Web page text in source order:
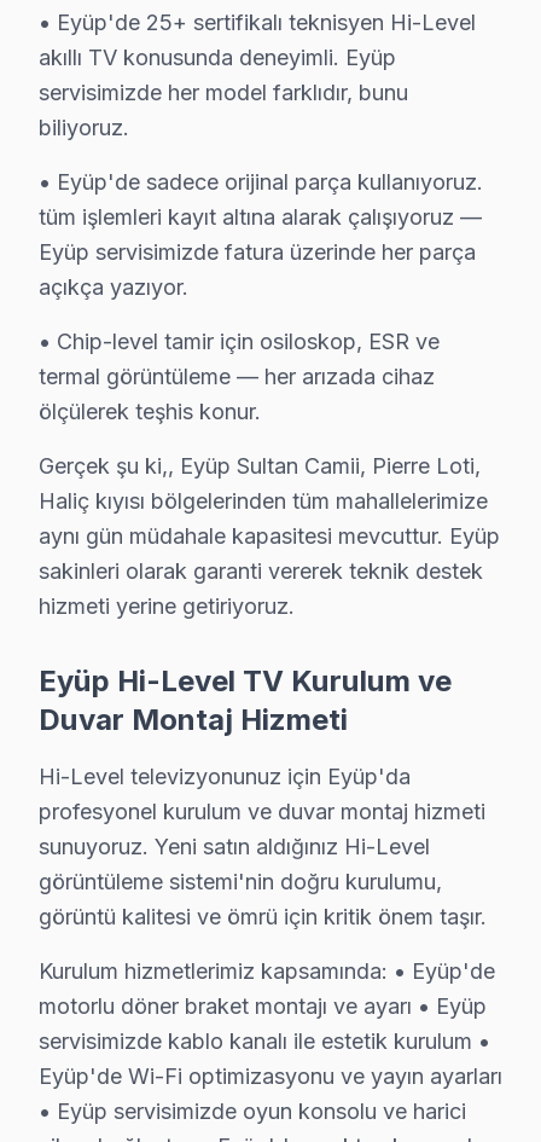
Teknisyen yetkinliklerimiz:
• Eyüp'de ortalama 10+ yıl sektör deneyimi
• Hi-Level özel sertifika ve eğitimler
• Eyüp servisimizde güncel teknoloji ve arıza
• Temiz ve düzenli çalışma prensibi
TV'niz Eyüp'da profesyonel ellerde — kalıcı onarım
Eyüp ve Çevresi Hi-Level Servis Ağı
Geniş servis ağımızla Eyüp ve çevre ilçelerde Hi-
Hizmet bölgelerimiz:
• Eyüp merkez ve Eyüp'nin tüm mahalleleri
• Eyüp'den komşu ilçelere hızlı erişim
• Eyüp'de toplu konut ve site anlaşmaları mevcut
Eyüp'da Hi-Level teknik desteği arıyorsanız, aynı
Hi-Level TV'nizin Ömrünü Uzatmanın Yolları
TV uzun ömür için ipuçları:
• Eyüp'de yılda 1-2 kez profesyonel bakım yaptırın
• Eyüp'de ekranı yumuşak mikrofiber bezle silin,
• Eyüp'de uzun süreli aynı görüntü bırakmayın
• Enerji tasarrufu için kullanmadığınızda Eyüp'de
• Eyüp'de Smart panel uygulamalarını düzenli
• Uzaktan kumanda pilleri Eyüp'de 6 ayda bir
Eyüp'da Hi-Level bakım ve önleyici servis
Hi-Level TV'lerde Sık Görülen Arızalar
Hi-Level televizyonlar kaliteli yapısıyla öne çıksa da
Hi-Level LED LED TV ve VA Panel modellerde en
• Eyüp'de 25+ sertifikalı teknisyen Hi-Level
akıllı TV konusunda deneyimli. Eyüp
servisimizde her model farklıdır, bunu
biliyoruz.
• Eyüp'de sadece orijinal parça kullanıyoruz.
tüm işlemleri kayıt altına alarak çalışıyoruz —
Eyüp servisimizde fatura üzerinde her parça
açıkça yazıyor.
• Chip-level tamir için osiloskop, ESR ve
termal görüntüleme — her arızada cihaz
ölçülerek teşhis konur.
Gerçek şu ki,, Eyüp Sultan Camii, Pierre Loti,
Haliç kıyısı bölgelerinden tüm mahallelerimize
aynı gün müdahale kapasitesi mevcuttur. Eyüp
sakinleri olarak garanti vererek teknik destek
hizmeti yerine getiriyoruz.
Eyüp Hi-Level TV Kurulum ve
Duvar Montaj Hizmeti
Hi-Level televizyonunuz için Eyüp'da
profesyonel kurulum ve duvar montaj hizmeti
sunuyoruz. Yeni satın aldığınız Hi-Level
görüntüleme sistemi'nin doğru kurulumu,
görüntü kalitesi ve ömrü için kritik önem taşır.
Kurulum hizmetlerimiz kapsamında: • Eyüp'de
motorlu döner braket montajı ve ayarı • Eyüp
servisimizde kablo kanalı ile estetik kurulum •
Eyüp'de Wi-Fi optimizasyonu ve yayın ayarları
• Eyüp servisimizde oyun konsolu ve harici